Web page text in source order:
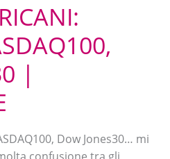
|
Dow Jones30… mi
confusione tra gli